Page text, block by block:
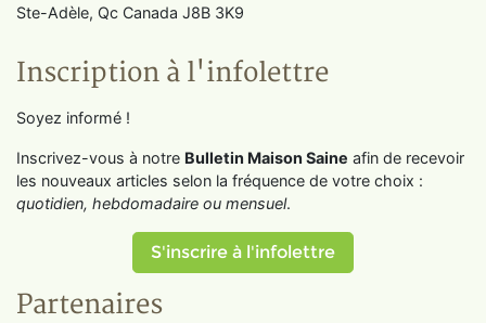
Ste-Adèle, Qc Canada J8B 3K9
Inscription à l'infolettre
Soyez informé !
Inscrivez-vous à notre Bulletin Maison Saine afin de recevoir
les nouveaux articles selon la fréquence de votre choix :
quotidien, hebdomadaire ou mensuel.
S'inscrire à l'infolettre
Partenaires